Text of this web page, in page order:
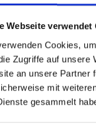
Webseite verwendet
Cookies,
Zugriffe auf unsere
an unsere Partner
mit
gesammelt
IN DEN